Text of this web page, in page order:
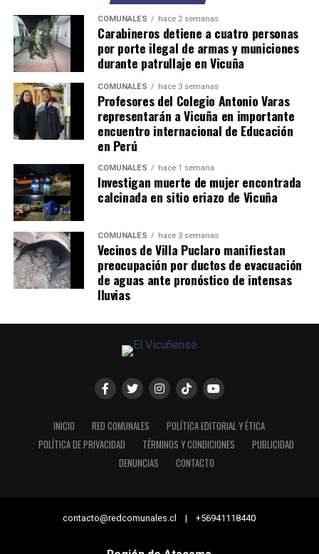
COMUNALES hace 2 semanas
Carabineros detiene a cuatro personas
por porte ilegal de armas y municiones
durante patrullaje en Vicuña
COMUNALES hace 3 semanas
Profesores del Colegio Antonio Varas
representarán a Vicuña en importante
encuentro internacional de Educación
en Perú
COMUNALES hace 1 semana
Investigan muerte de mujer encontrada
calcinada en sitio eriazo de Vicuña
COMUNALES hace 3 semanas
Vecinos de Villa Puclaro manifiestan
preocupación por ductos de evacuación
de aguas ante pronóstico de intensas
lluvias
INICIO RED COMUNALES
POLÍTICA EDITORIAL Y ÉTICA
POLÍTICA DE PRIVACIDAD
TÉRMINOS Y CONDICIONES
PUBLICIDAD
DENUNCIAS
CONTACTO
contacto@redcomunales.cl | +56941118440